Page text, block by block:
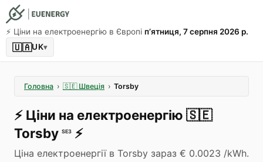
⚡️ Ціни на електроенергію в Європі пʼятниця, 7 серпня 2026 р.
🇺🇦UK▾
Головна › 🇸🇪 Швеція › Torsby
⚡️ Ціни на електроенергію 🇸🇪
Torsby SE3 ⚡️
Ціна електроенергії в Torsby зараз € 0.0023 /kWh.